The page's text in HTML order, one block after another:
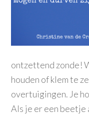
ontzettend zonde!
houden of klem te
overtuigingen. Je
Als je er een beetje